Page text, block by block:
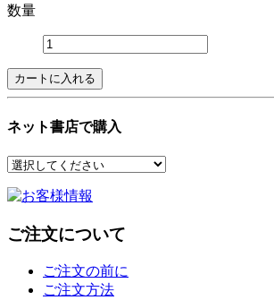
数量
ネット書店で購入
ご注文について
ご注文の前に
ご注文方法